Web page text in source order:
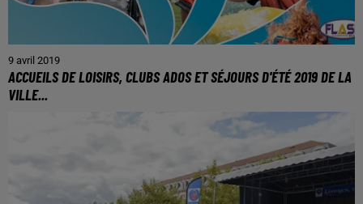
9 avril 2019
ACCUEILS DE LOISIRS, CLUBS ADOS ET SÉJOURS D'ÉTÉ 2019 DE LA
VILLE...